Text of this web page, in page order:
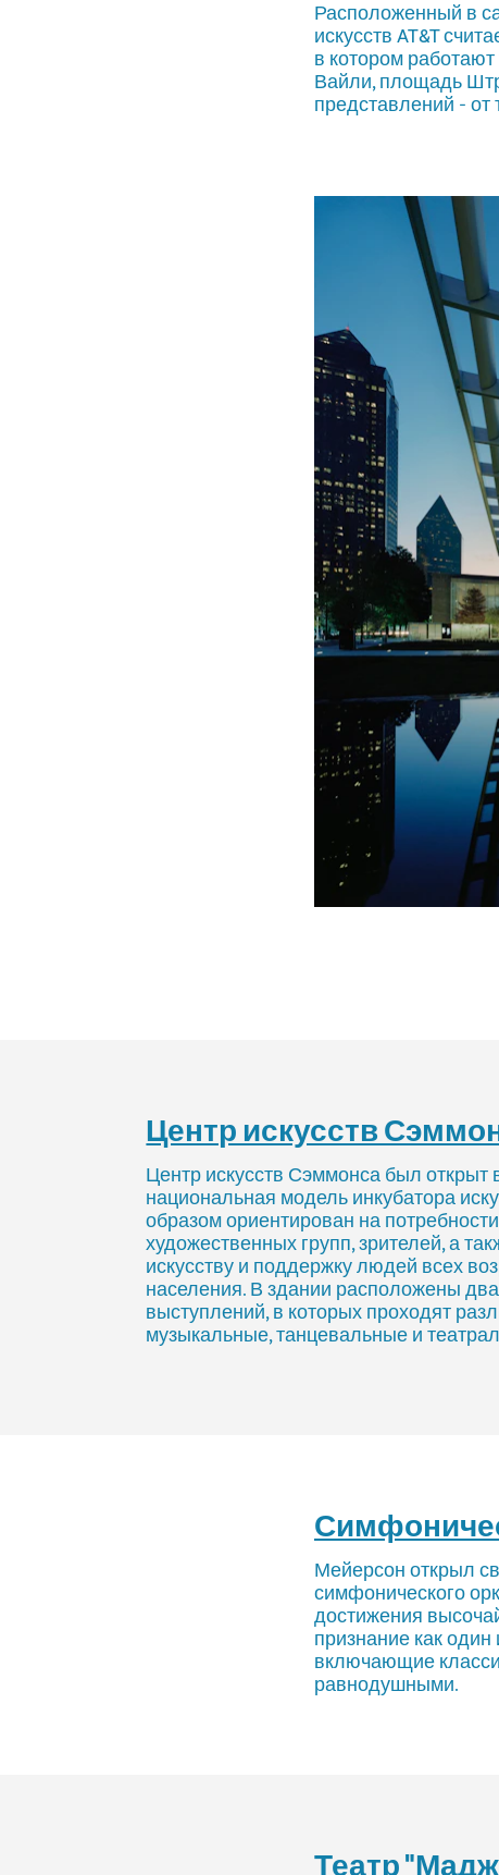
Расположенный в
искусств AT&T
в котором
Вайли, площадь
представлений -
Центр искусств
Центр искусств Сэммонса был открыт
национальная модель инкубатора
образом ориентирован на
художественных групп, зрителей, а
искусству и поддержку людей всех
населения. В здании расположены
выступлений, в которых проходят
музыкальные, танцевальные и
Мейерсон открыл
симфонического
достижения
признание как
включающие
равнодушными.
Театр